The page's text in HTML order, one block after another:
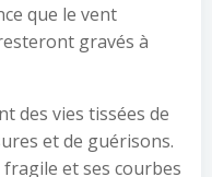
que le vent
gravés à
des vies tissées de
et de guérisons.
et ses courbes